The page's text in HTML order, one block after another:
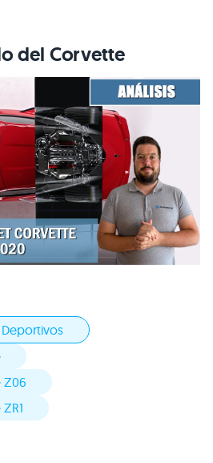
del Corvette
Deportivos
Z06